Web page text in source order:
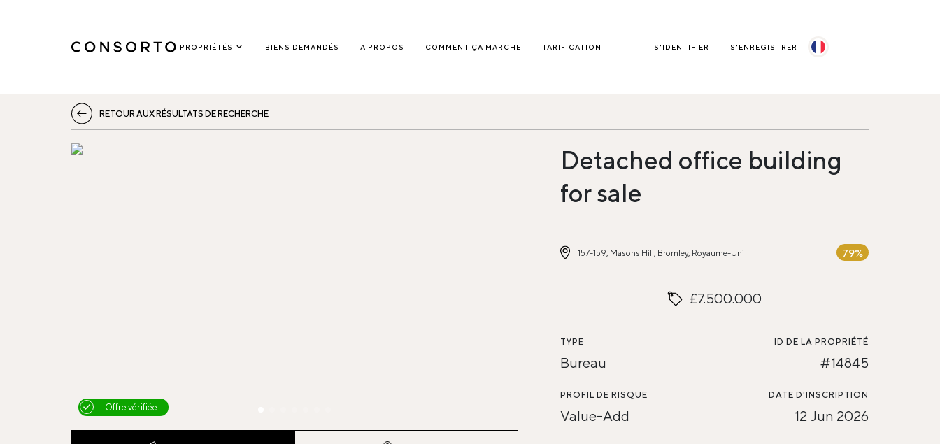
PROPRIÉTÉS BIENS DEMANDÉS A PROPOS COMMENT ÇA MARCHE TARIFICATION S'IDENTIFIER S'ENREGISTRER
RETOUR AUX RÉSULTATS DE RECHERCHE
Offre vérifiée
Detached office building
for sale
157-159, Masons Hill, Bromley, Royaume-Uni 79%
£7.500.000
TYPE
Bureau
ID DE LA PROPRIÉTÉ
#14845
PROFIL DE RISQUE
Value-Add
DATE D'INSCRIPTION
12 Jun 2026